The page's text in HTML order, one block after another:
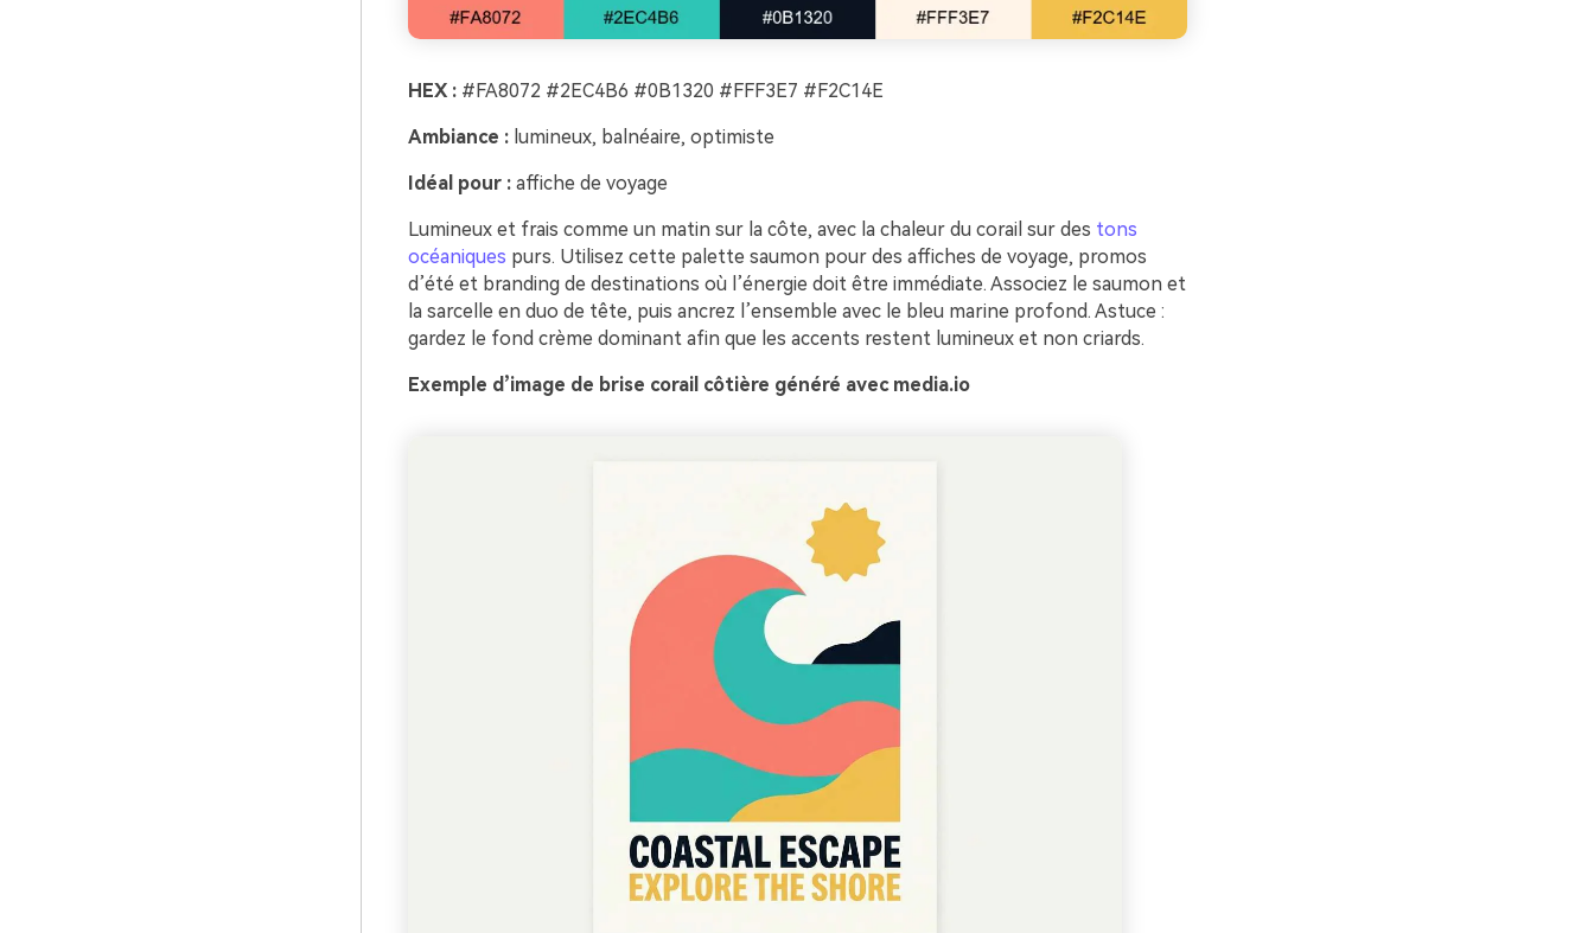
HEX :#FA8072 #2EC4B6 #0B1320 #FFF3E7 #F2C14E
Ambiance :lumineux, balnéaire, optimiste
Idéal pour :affiche de voyage
Lumineux et frais comme un matin sur la côte, avec la chaleur du corail sur des tons
océaniques purs. Utilisez cette palette saumon pour des affiches de voyage, promos
d’été et branding de destinations où l’énergie doit être immédiate. Associez le saumon et
la sarcelle en duo de tête, puis ancrez l’ensemble avec le bleu marine profond. Astuce :
gardez le fond crème dominant afin que les accents restent lumineux et non criards.
Exemple d’image de brise corail côtière généré avec media.io